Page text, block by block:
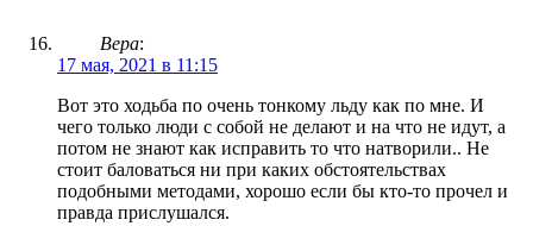
Вера:
17 мая, 2021 в 11:15
Вот это ходьба по очень тонкому льду как по мне. И
чего только люди с собой не делают и на что не идут, а
потом не знают как исправить то что натворили.. Не
стоит баловаться ни при каких обстоятельствах
подобными методами, хорошо если бы кто-то прочел и
правда прислушался.